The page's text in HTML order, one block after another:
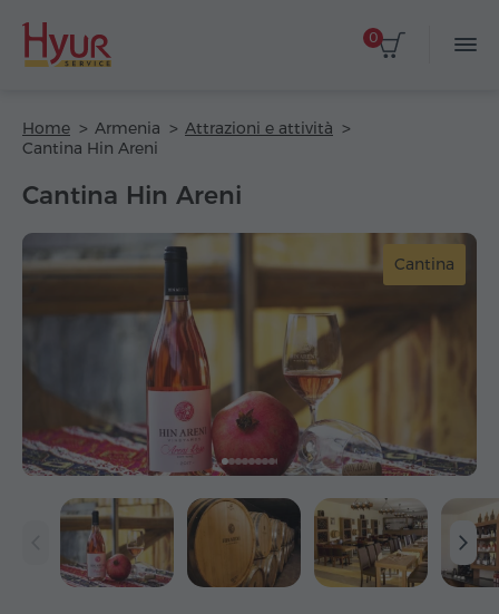
0
Home Armenia
Attrazioni e attività
Cantina Hin Areni
Cantina Hin Areni
Cantina